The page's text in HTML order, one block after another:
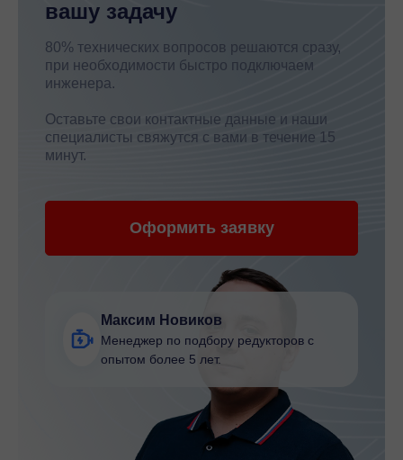
вашу задачу
80% технических вопросов решаются сразу,
при необходимости быстро подключаем
инженера.
Оставьте свои контактные данные и наши
специалисты свяжутся с вами в течение 15
минут.
Оформить заявку
Максим Новиков
Менеджер по подбору редукторов с
опытом более 5 лет.